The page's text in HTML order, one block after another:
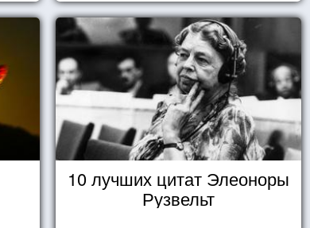
10 лучших цитат Элеоноры
Рузвельт